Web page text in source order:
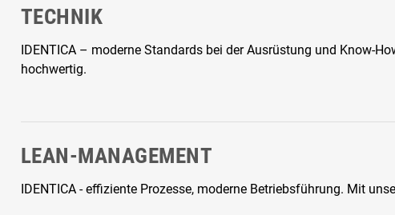
TECHNIK
IDENTICA – moderne Standards bei der Ausrüstung und Know-
hochwertig.
LEAN-MANAGEMENT
IDENTICA - effiziente Prozesse, moderne Betriebsführung. Mit